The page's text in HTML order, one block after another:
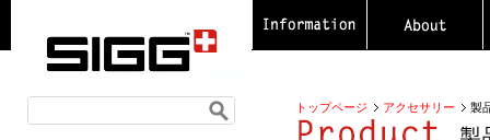
トップページ アクセサリー 製